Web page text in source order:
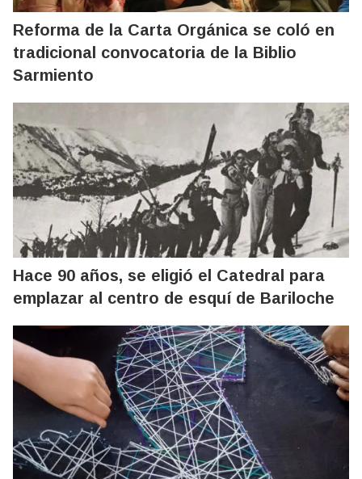
Reforma de la Carta Orgánica se coló en
tradicional convocatoria de la Biblio
Sarmiento
Hace 90 años, se eligió el Catedral para
emplazar al centro de esquí de Bariloche